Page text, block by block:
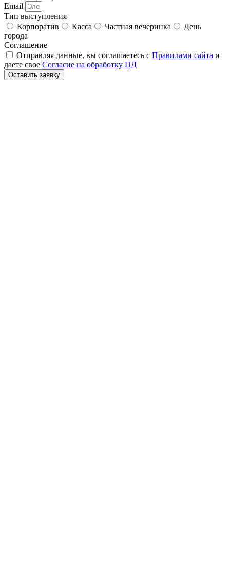
Email
Тип выступления
Корпоратив
Касса Частная вечеринка
День
города
Соглашение
Отправляя данные, вы соглашаетесь с Правилами сайта и
даете свое Согласие на обработку ПД
Оставить заявку